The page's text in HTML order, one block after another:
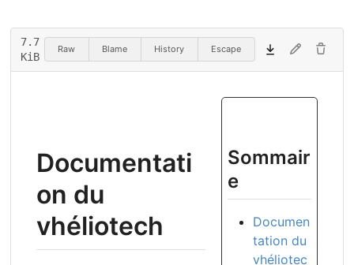
7.7
KiB
Raw Blame History Escape
Sommair
e
Documen
tation du
vhéliotec
Documentati
on du
vhéliotech